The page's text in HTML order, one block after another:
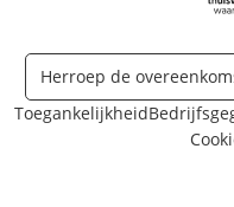
Herroep de
Toegankelijkheid